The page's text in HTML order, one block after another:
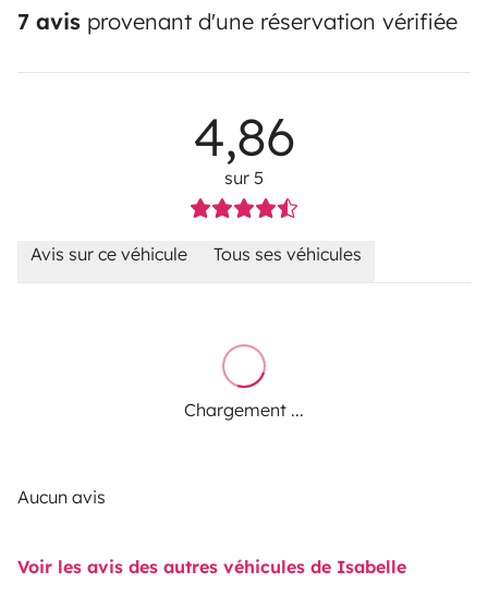
7 avis provenant d'une réservation vérifiée
4,86
sur 5
Avis sur ce véhicule Tous ses véhicules
Chargement ...
Aucun avis
Voir les avis des autres véhicules de Isabelle